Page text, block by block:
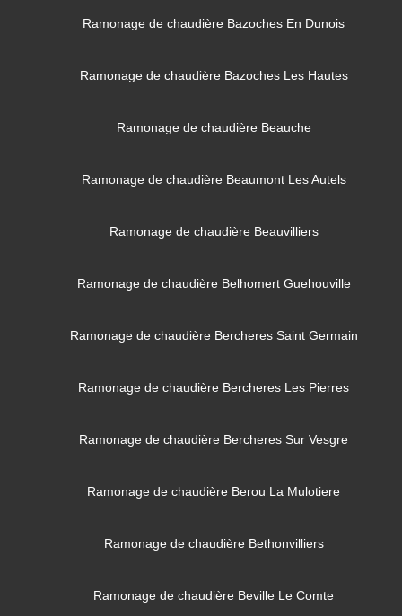
Ramonage de chaudière Bazoches En Dunois
Ramonage de chaudière Bazoches Les Hautes
Ramonage de chaudière Beauche
Ramonage de chaudière Beaumont Les Autels
Ramonage de chaudière Beauvilliers
Ramonage de chaudière Belhomert Guehouville
Ramonage de chaudière Bercheres Saint Germain
Ramonage de chaudière Bercheres Les Pierres
Ramonage de chaudière Bercheres Sur Vesgre
Ramonage de chaudière Berou La Mulotiere
Ramonage de chaudière Bethonvilliers
Ramonage de chaudière Beville Le Comte